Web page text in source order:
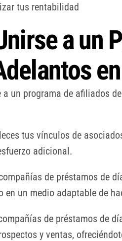
tus rentabilidad
a un
un programa de afiliados
tus vínculos de
adicional.
de préstamos de
un medio adaptable de
de préstamos de
y ventas,